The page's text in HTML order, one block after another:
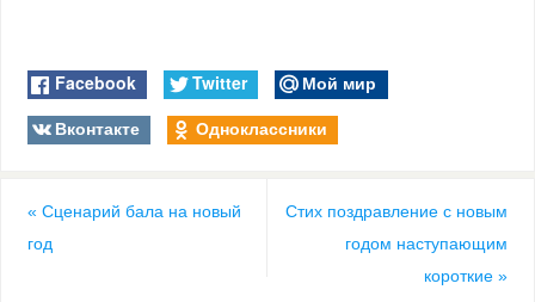
Facebook Twitter
Мой мир
Вконтакте
Одноклассники
« Сценарий бала на новый
год
Стих поздравление с новым
годом наступающим
короткие»